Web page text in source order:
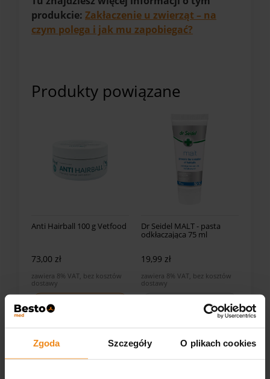
Zgoda Szczegóły O plikach cookies
produkcie: Zakłaczenie u zwierząt – na
czym polega i jak mu zapobiegać?
Produkty powiązane
Anti Hairball 100 g Vetfood
73,00 zł
zawiera 8% VAT, bez kosztów
dostawy
Dr Seidel MALT - pasta
odkłaczająca 75 ml
19,99 zł
zawiera 8% VAT, bez kosztów
dostawy
powiadom o dostępności